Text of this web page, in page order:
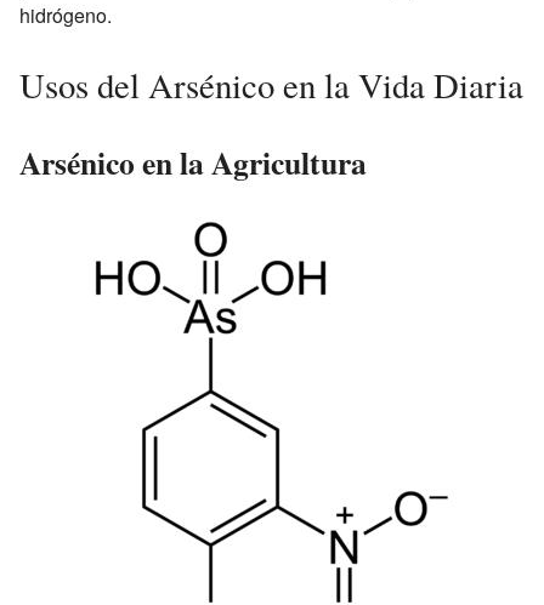
hidrógeno.
Usos del Arsénico en la Vida Diaria
Arsénico en la Agricultura